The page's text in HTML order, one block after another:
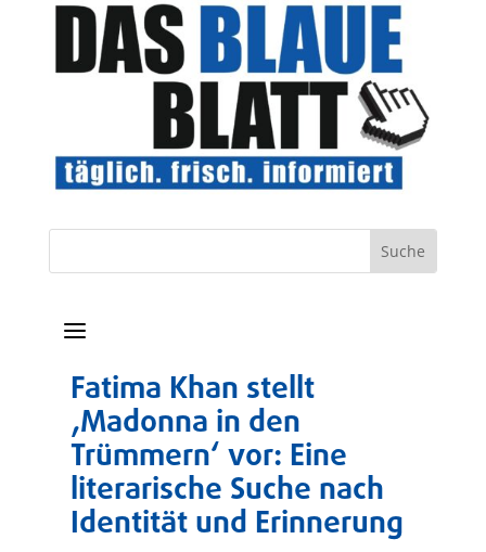
a
Fatima Khan stellt
‚Madonna in den
Trümmern‘ vor: Eine
literarische Suche nach
Identität und Erinnerung